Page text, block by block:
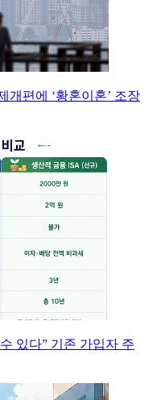
개편에 ‘황혼이혼’ 조장
있다” 기존 가입자 주